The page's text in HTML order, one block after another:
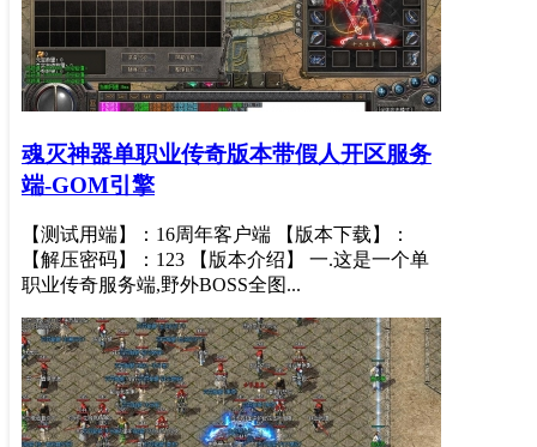
魂灭神器单职业传奇版本带假人开区服务
端-GOM引擎
【测试用端】：16周年客户端 【版本下载】：
【解压密码】：123 【版本介绍】 一.这是一个单
职业传奇服务端,野外BOSS全图...